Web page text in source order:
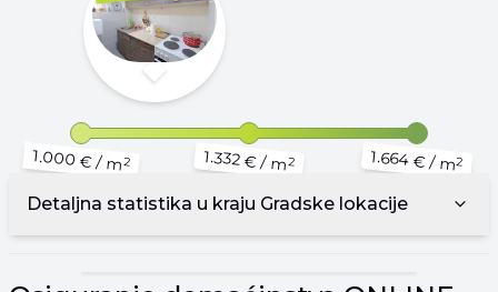
1.000 €/ m2 1.332 €/ m2 1.664 €/ m2
Detaljna statistika u kraju Gradske lokacije